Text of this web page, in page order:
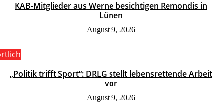
KAB-Mitglieder aus Werne besichtigen Remondis in
Lünen
August 9, 2026
„Politik trifft Sport“: DRLG stellt lebensrettende Arbeit
vor
August 9, 2026